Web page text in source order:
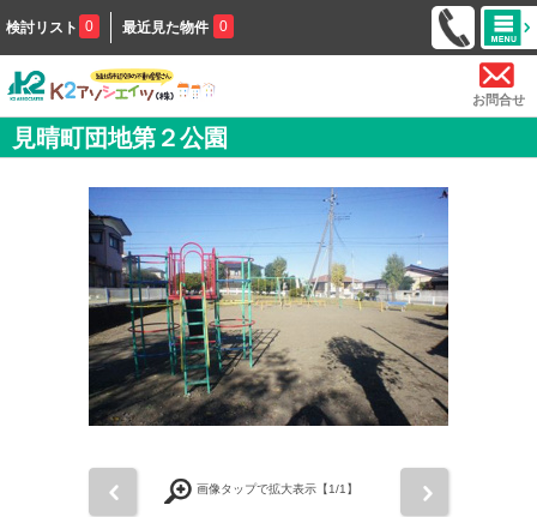
検討リスト 0 最近見た物件 0
お問合せ
見晴町団地第２公園
画像タップで拡大表示【1/1】